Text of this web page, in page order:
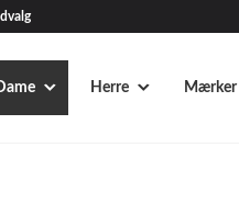
Herre Mærker